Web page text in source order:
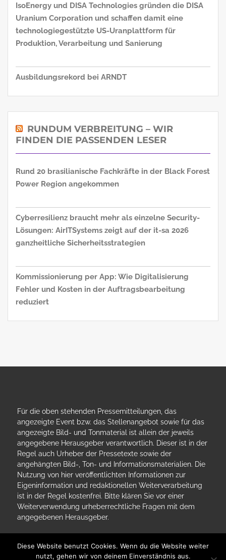
IsoEnergy und DISA Technologies gründen die DISA
Uranium Corporation und schaffen damit eine
technologiegestützte US-Uranplattform für
Produktion, Verarbeitung und Sanierung
Ausbildungsrekord bei ARNDT
RUNDUM VERBREITUNG – WIR
FINDEN DIE PASSENDEN LESER
Rund 20 brasilianische Fachkräfte in der Black Forest
Power Region angekommen
Cyberresilienz braucht mehr als einzelne Security-
Lösungen: AirITSystems zeigt auf der it-sa 2026
ganzheitliche Sicherheitsstrategien
Kommissionierung per App: Wie Digitalisierung
Fehler und Kosten in der Auftragsbearbeitung
reduziert
Für die oben stehenden Pressemitteilungen, das
angezeigte Event bzw. das Stellenangebot sowie für das
angezeigte Bild- und Tonmaterial ist allein der jeweils
angegebene Herausgeber verantwortlich. Dieser ist in der
Regel auch Urheber der Pressetexte sowie der
angehängten Bild-, Ton- und Informationsmaterialien. Die
Nutzung von hier veröffentlichten Informationen zur
Eigeninformation und redaktionellen Weiterverarbeitung
ist in der Regel kostenfrei. Bitte klären Sie vor einer
Weiterverwendung urheberrechtliche Fragen mit dem
angegebenen Herausgeber.
Diese Website benutzt Cookies. Wenn du die Website weiter
nutzt, gehen wir von deinem Einverständnis aus.